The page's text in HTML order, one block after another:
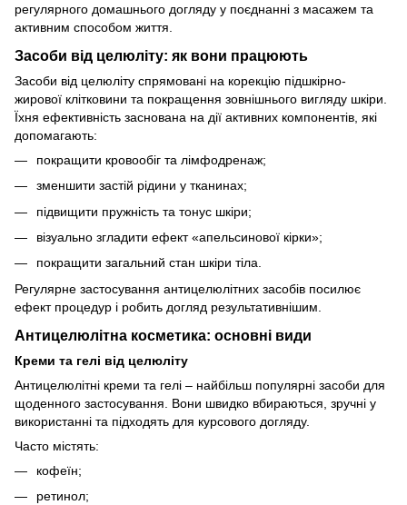
регулярного домашнього догляду у поєднанні з масажем та
активним способом життя.
Засоби від целюліту: як вони працюють
Засоби від целюліту спрямовані на корекцію підшкірно-
жирової клітковини та покращення зовнішнього вигляду шкіри.
Їхня ефективність заснована на дії активних компонентів, які
допомагають:
покращити кровообіг та лімфодренаж;
зменшити застій рідини у тканинах;
підвищити пружність та тонус шкіри;
візуально згладити ефект «апельсинової кірки»;
покращити загальний стан шкіри тіла.
Регулярне застосування антицелюлітних засобів посилює
ефект процедур і робить догляд результативнішим.
Антицелюлітна косметика: основні види
Креми та гелі від целюліту
Антицелюлітні креми та гелі – найбільш популярні засоби для
щоденного застосування. Вони швидко вбираються, зручні у
використанні та підходять для курсового догляду.
Часто містять:
кофеїн;
ретинол;